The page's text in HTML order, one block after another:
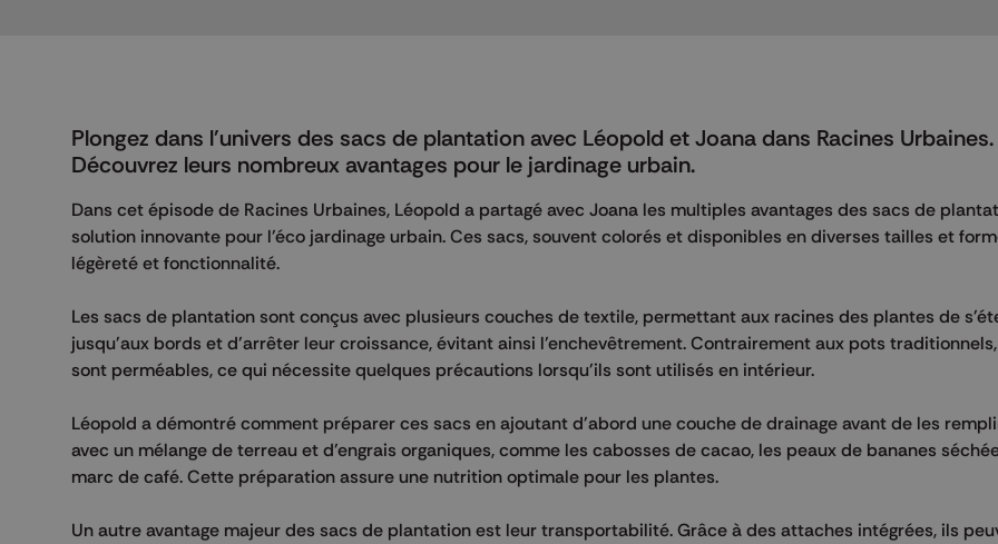
Plongez dans l'univers des sacs de plantation avec Léopold et Joana dans Racines Urbaines.
Découvrez leurs nombreux avantages pour le jardinage urbain.
Dans cet épisode de Racines Urbaines, Léopold a partagé avec Joana les multiples avantages des sacs de
solution innovante pour l'éco jardinage urbain. Ces sacs, souvent colorés et disponibles en diverses tailles et
légèreté et fonctionnalité.
Les sacs de plantation sont conçus avec plusieurs couches de textile, permettant aux racines des plantes de
jusqu'aux bords et d'arrêter leur croissance, évitant ainsi l'enchevêtrement. Contrairement aux pots
sont perméables, ce qui nécessite quelques précautions lorsqu'ils sont utilisés en intérieur.
Léopold a démontré comment préparer ces sacs en ajoutant d'abord une couche de drainage avant de les
avec un mélange de terreau et d'engrais organiques, comme les cabosses de cacao, les peaux de bananes
marc de café. Cette préparation assure une nutrition optimale pour les plantes.
Un autre avantage majeur des sacs de plantation est leur transportabilité. Grâce à des attaches intégrées, ils